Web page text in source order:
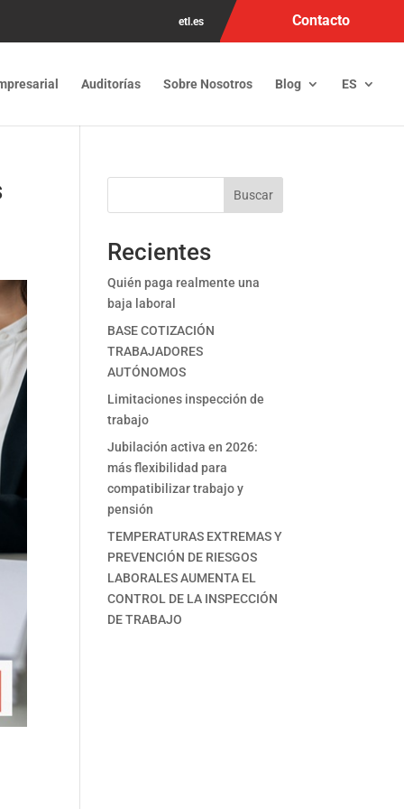
etl.es Contacto
Auditorías Sobre Nosotros Blog ES
Buscar
Recientes
Quién paga realmente una
baja laboral
BASE COTIZACIÓN
TRABAJADORES
AUTÓNOMOS
Limitaciones inspección de
trabajo
Jubilación activa en 2026:
más flexibilidad para
compatibilizar trabajo y
pensión
TEMPERATURAS EXTREMAS Y
PREVENCIÓN DE RIESGOS
LABORALES AUMENTA EL
CONTROL DE LA INSPECCIÓN
DE TRABAJO